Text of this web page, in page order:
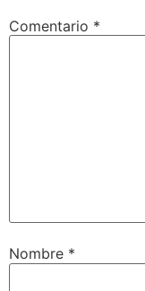
Comentario *
Nombre *